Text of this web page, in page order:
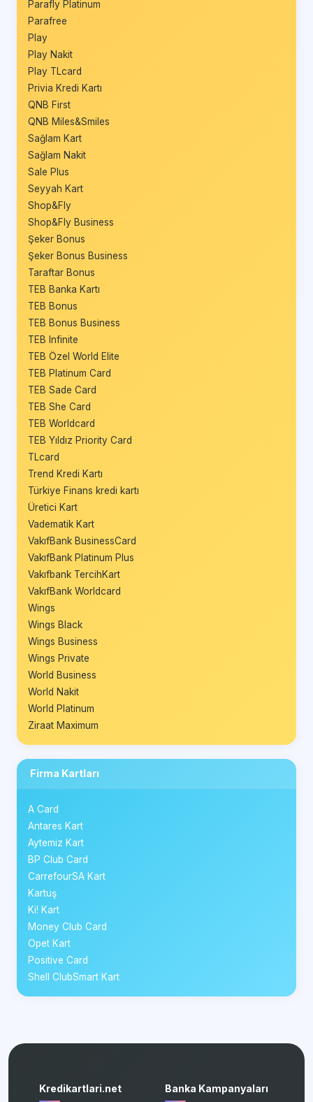
Parafly Platinum
Parafree
Play
Play Nakit
Play TLcard
Privia Kredi Kartı
QNB First
QNB Miles&Smiles
Sağlam Kart
Sağlam Nakit
Sale Plus
Seyyah Kart
Shop&Fly
Shop&Fly Business
Şeker Bonus
Şeker Bonus Business
Taraftar Bonus
TEB Banka Kartı
TEB Bonus
TEB Bonus Business
TEB Infinite
TEB Özel World Elite
TEB Platinum Card
TEB Sade Card
TEB She Card
TEB Worldcard
TEB Yıldız Priority Card
TLcard
Trend Kredi Kartı
Türkiye Finans kredi kartı
Üretici Kart
Vadematik Kart
VakıfBank BusinessCard
VakıfBank Platinum Plus
Vakıfbank TercihKart
VakıfBank Worldcard
Wings
Wings Black
Wings Business
Wings Private
World Business
World Nakit
World Platinum
Ziraat Maximum
Firma Kartları
A Card
Antares Kart
Aytemiz Kart
BP Club Card
CarrefourSA Kart
Kartuş
Ki! Kart
Money Club Card
Opet Kart
Positive Card
Shell ClubSmart Kart
Kredikartlari.net Banka Kampanyaları